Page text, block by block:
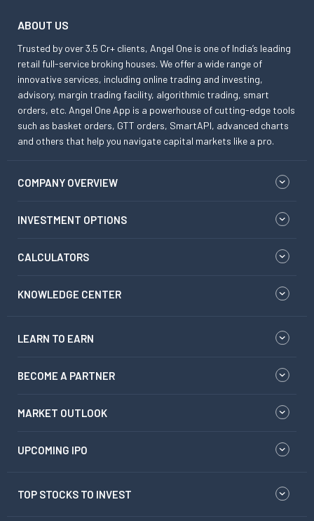
ABOUT US
Trusted by over 3.5 Cr+ clients, Angel One is one of India’s leading
retail full-service broking houses. We offer a wide range of
innovative services, including online trading and investing,
advisory, margin trading facility, algorithmic trading, smart
orders, etc. Angel One App is a powerhouse of cutting-edge tools
such as basket orders, GTT orders, SmartAPI, advanced charts
and others that help you navigate capital markets like a pro.
COMPANY OVERVIEW
INVESTMENT OPTIONS
CALCULATORS
KNOWLEDGE CENTER
LEARN TO EARN
BECOME A PARTNER
MARKET OUTLOOK
UPCOMING IPO
TOP STOCKS TO INVEST